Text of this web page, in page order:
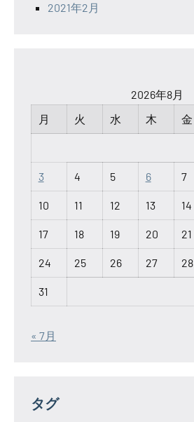
2021年2月
2026年8月
月
火 水 木 金
3 4 5 6 7
10 11 12 13 14
17 18 19 20 21
24 25 26 27 28
31
« 7月
タグ